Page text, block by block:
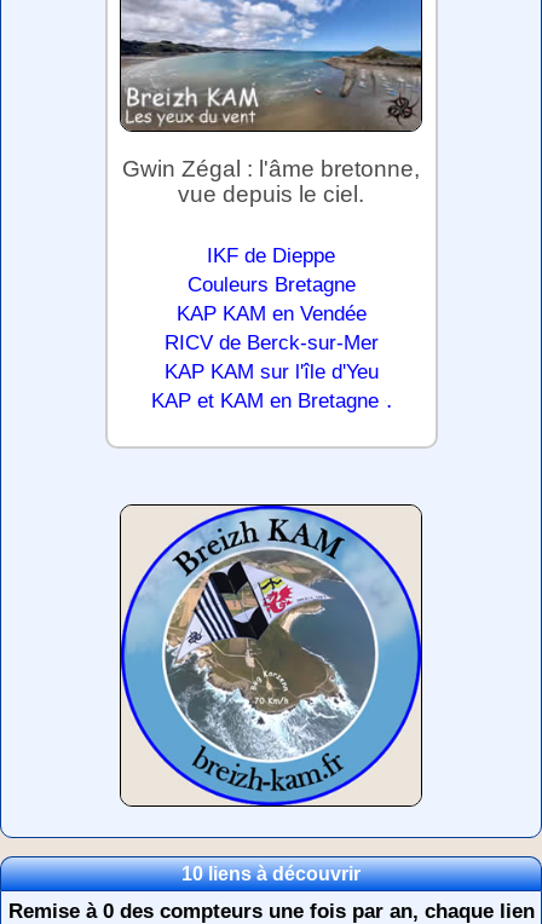
Gwin Zégal : l'âme bretonne,
vue depuis le ciel.
IKF de Dieppe
Couleurs Bretagne
KAP KAM en Vendée
RICV de Berck-sur-Mer
KAP KAM sur l'île d'Yeu
KAP et KAM en Bretagne .
10 liens à découvrir
Remise à 0 des compteurs une fois par an, chaque lien